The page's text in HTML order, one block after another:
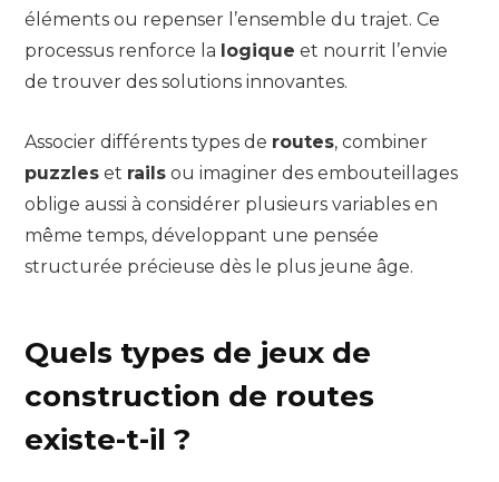
éléments ou repenser l’ensemble du trajet. Ce
processus renforce la logique et nourrit l’envie
de trouver des solutions innovantes.
Associer différents types de routes, combiner
puzzles et rails ou imaginer des embouteillages
oblige aussi à considérer plusieurs variables en
même temps, développant une pensée
structurée précieuse dès le plus jeune âge.
Quels types de jeux de
construction de routes
existe-t-il ?